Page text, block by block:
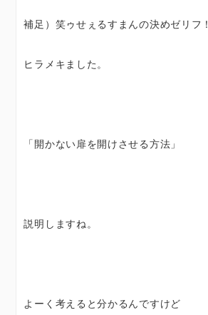
補足）笑ゥせぇるすまんの決めゼリフ！
ヒラメキました。
「開かない扉を開けさせる方法」
説明しますね。
よーく考えると分かるんですけど